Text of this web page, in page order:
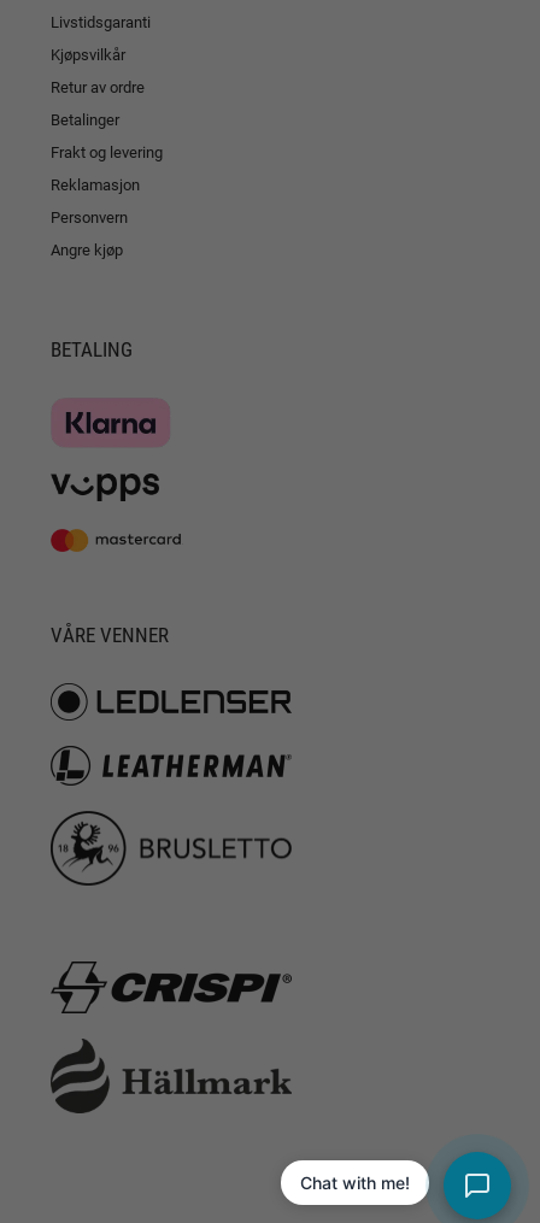
Livstidsgaranti
Kjøpsvilkår
Retur av ordre
Betalinger
Frakt og levering
Reklamasjon
Personvern
Angre kjøp
BETALING
VÅRE VENNER
Chat with me!